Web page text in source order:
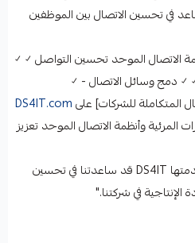
في تحسين الاتصال بين الموظفين
الاتصال الموحد تحسين التواصل ✓ ✓
✓ ✓ دمج وسائل الاتصال - ✓
المتكاملة للشركات] علىDS4IT.com
وأنظمة الاتصال الموحد تعزيز
"إن حلول الاتصال المتكاملة التي قدمتها DS4IT قد ساعدتنا في تحسين
الإنتاجية في شركتنا."